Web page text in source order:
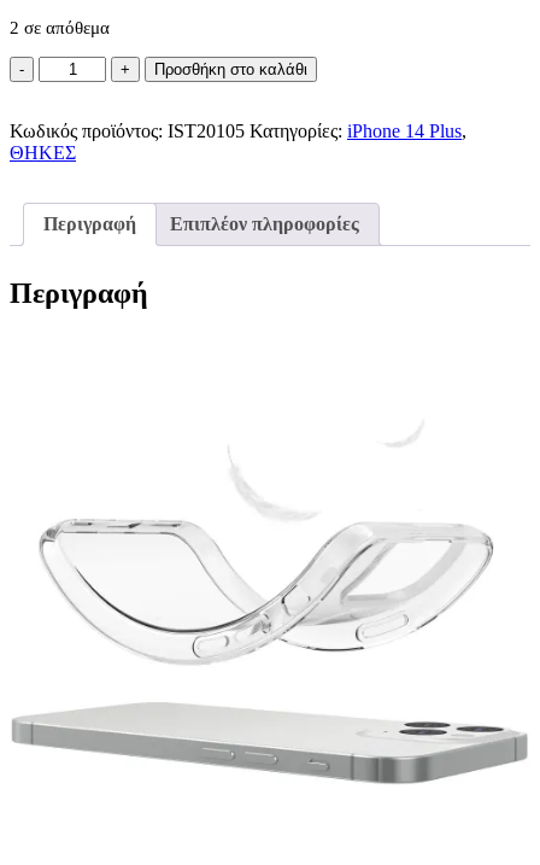
2 σε απόθεμα
Oem
Silicone
2mm
iPhone
ποσότητα
Προσθήκη στο καλάθι
Κωδικός προϊόντος: IST20105 Κατηγορίες: iPhone 14 Plus,
ΘΗΚΕΣ
Περιγραφή Επιπλέον πληροφορίες
Περιγραφή